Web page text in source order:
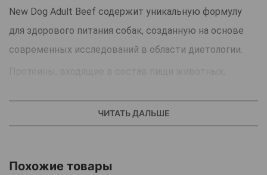
New Dog Adult Beef содержит уникальную формулу
для здорового питания собак, созданную на основе
современных исследований в области диетологии.
Протеины, входящие в состав пищи животных,
Основным ингредиентом New Dog Adult Beef мясо -
единственный источник животного протеина.
Витамины Е и С способствуют укреплению
ЧИТАТЬ ДАЛЬШЕ
Похожие товары